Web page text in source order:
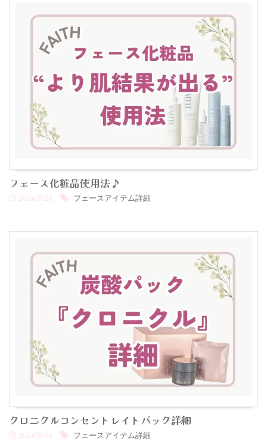
フェース化粧品使用法♪
2024/8/25 フェースアイテム詳細
クロニクルコンセントレイトパック詳細
2024/8/20 フェースアイテム詳細